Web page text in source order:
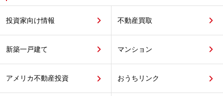
投資家向け情報 不動産買取
新築一戸建て マンション
アメリカ不動産投資 おうちリンク